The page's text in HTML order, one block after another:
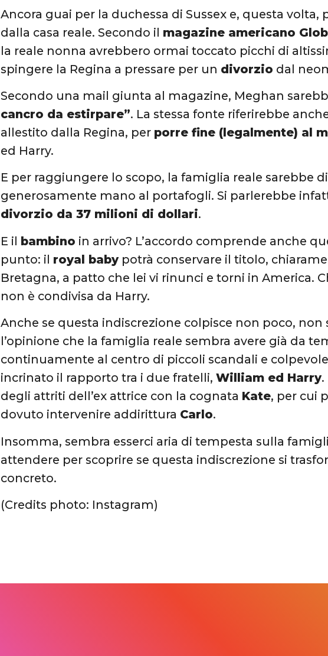
Ancora guai per la duchessa di Sussex e, questa
dalla casa reale. Secondo il magazine americano
la reale nonna avrebbero ormai toccato picchi di
spingere la Regina a pressare per un divorzio dal
Secondo una mail giunta al magazine, Meghan
cancro da estirpare”. La stessa fonte riferirebbe
allestito dalla Regina, per porre fine (legalmente) al
ed Harry.
E per raggiungere lo scopo, la famiglia reale sarebbe
generosamente mano al portafogli. Si parlerebbe
divorzio da 37 milioni di dollari.
E il bambino in arrivo? L’accordo comprende anche
punto: il royal babypotrà conservare il titolo,
Bretagna, a patto che lei vi rinunci e torni in America.
non è condivisa da Harry.
Anche se questa indiscrezione colpisce non poco, non
l’opinione che la famiglia reale sembra avere già da
continuamente al centro di piccoli scandali e
incrinato il rapporto tra i due fratelli,William ed Harry.
degli attriti dell’ex attrice con la cognata Kate, per cui
dovuto intervenire addirittura Carlo.
Insomma, sembra esserci aria di tempesta sulla
attendere per scoprire se questa indiscrezione si
concreto.
(Credits photo: Instagram)